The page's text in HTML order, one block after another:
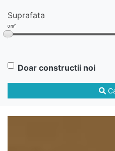
Suprafata
0 m2
Doar constructii noi